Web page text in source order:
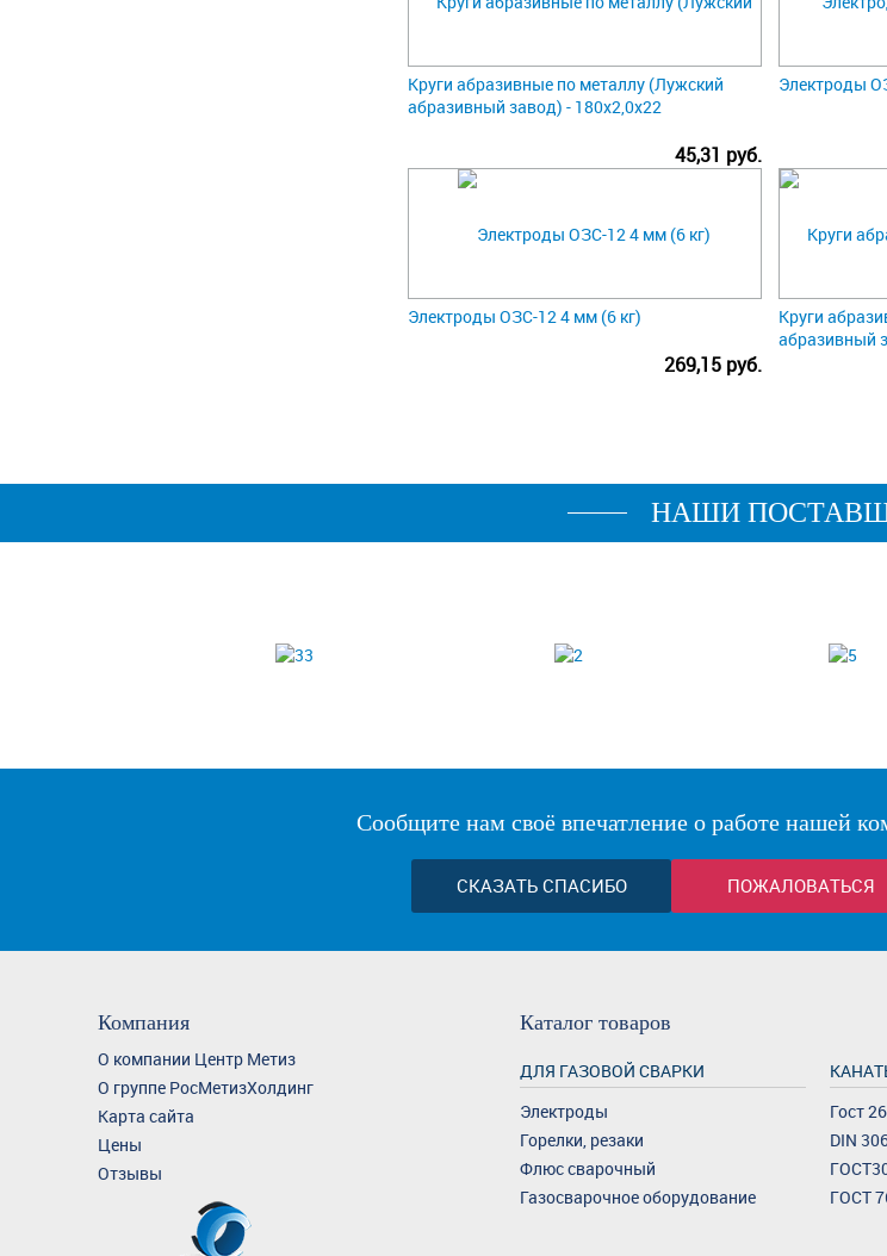
Круги абразивные по металлу (Лужский
абразивный завод) - 180х2,0х22
45,31 руб.
Электроды
Электроды ОЗС-12 4 мм (6 кг)
269,15 руб.
Круги
абразивный
НАШИ
Сообщите нам своё впечатление о работе нашей
СКАЗАТЬ СПАСИБО ПОЖАЛОВАТЬСЯ
Компания
О компании Центр Метиз
О группе РосМетизХолдинг
Карта сайта
Цены
Отзывы
Каталог товаров
ДЛЯ ГАЗОВОЙ СВАРКИ
Электроды
Горелки, резаки
Флюс сварочный
Газосварочное оборудование
Гост
DIN
ГОСТ